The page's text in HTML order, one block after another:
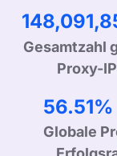
Gesamtzahl
Proxy-
Globale